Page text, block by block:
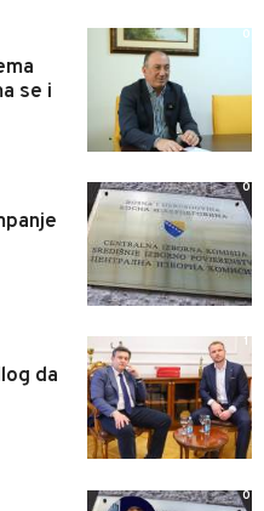
se i
0
0
da
1
0